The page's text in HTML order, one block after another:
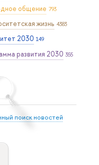
общение 793
жизнь 4383
2030 149
развития 2030 355
поиск новостей